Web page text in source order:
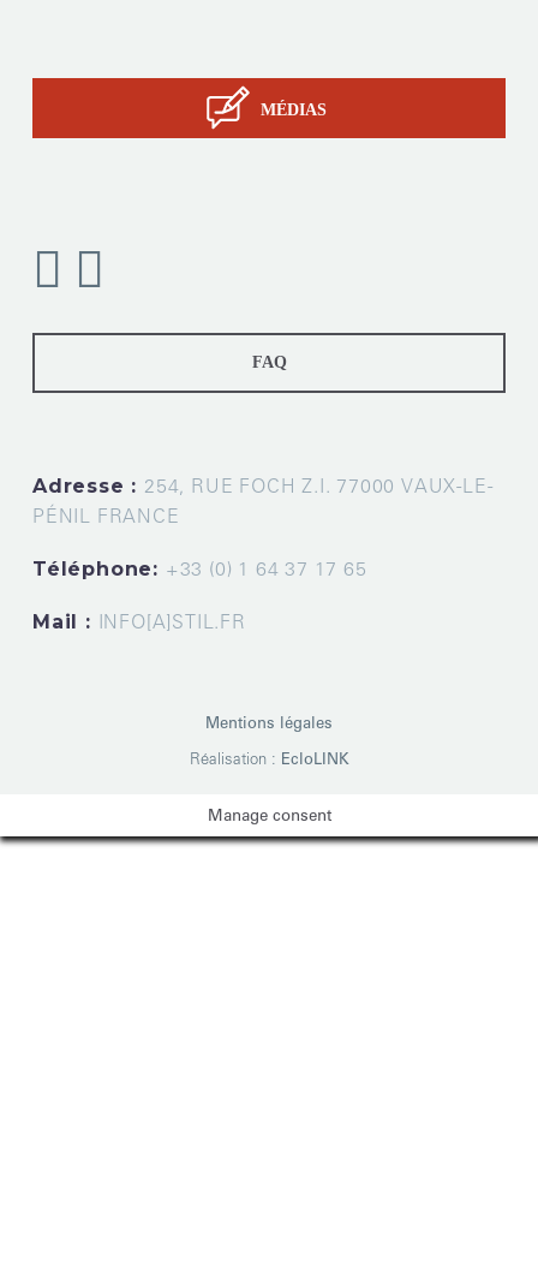
MÉDIAS
FAQ
Adresse : 254, RUE FOCH Z.I. 77000 VAUX-LE-
PÉNIL FRANCE
Téléphone: +33 (0) 1 64 37 17 65
Mail : INFO[A]STIL.FR
Mentions légales
Réalisation : EcloLINK
Manage consent